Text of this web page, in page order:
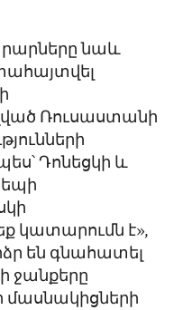
նաև
Ռուսաստանի
Դոնեցկի և
կատարումն է»,
են գնահատել
ջանքերը